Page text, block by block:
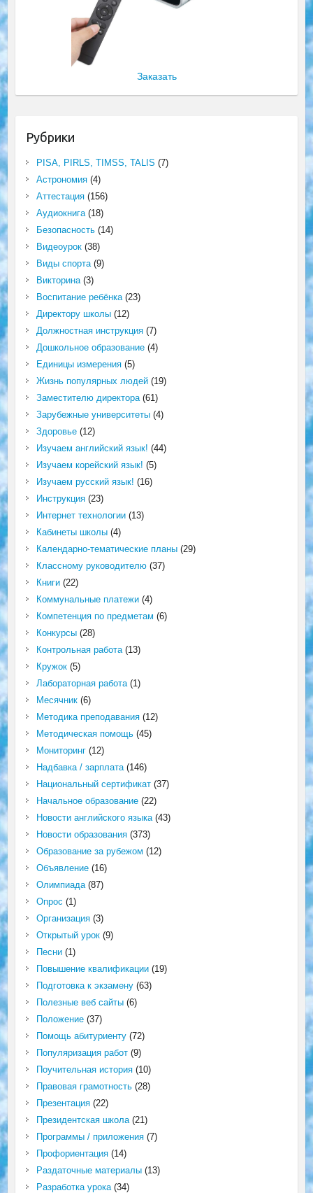
Заказать
Рубрики
PISA, PIRLS, TIMSS, TALIS (7)
Астрономия(4)
Аттестация(156)
Аудиокнига(18)
Безопасность(14)
Видеоурок(38)
Виды спорта(9)
Викторина(3)
Воспитание ребёнка(23)
Директору школы(12)
Должностная инструкция(7)
Дошкольное образование(4)
Единицы измерения(5)
Жизнь популярных людей(19)
Заместителю директора(61)
Зарубежные университеты(4)
Здоровье(12)
Изучаем английский язык! (44)
Изучаем корейский язык! (5)
Изучаем русский язык! (16)
Инструкция(23)
Интернет технологии(13)
Кабинеты школы(4)
Календарно-тематические планы(29)
Классному руководителю(37)
Книги(22)
Коммунальные платежи(4)
Компетенция по предметам (6)
Конкурсы(28)
Контрольная работа(13)
Кружок(5)
Лабораторная работа(1)
Месячник(6)
Методика преподавания(12)
Методическая помощь(45)
Мониторинг(12)
Надбавка / зарплата(146)
Национальный сертификат(37)
Начальное образование(22)
Новости английского языка(43)
Новости образования(373)
Образование за рубежом (12)
Объявление(16)
Олимпиада(87)
Опрос (1)
Организация(3)
Открытый урок(9)
Песни(1)
Повышение квалификации(19)
Подготовка к экзамену(63)
Полезные веб сайты(6)
Положение(37)
Помощь абитуриенту(72)
Популяризация работ(9)
Поучительная история(10)
Правовая грамотность(28)
Презентация(22)
Президентская школа(21)
Программы / приложения(7)
Профориентация(14)
Раздаточные материалы(13)
Разработка урока(34)